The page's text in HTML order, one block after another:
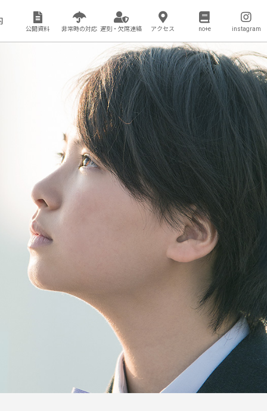
公開資料 非常時の対応 遅刻・欠席連絡 アクセス no+e instagram